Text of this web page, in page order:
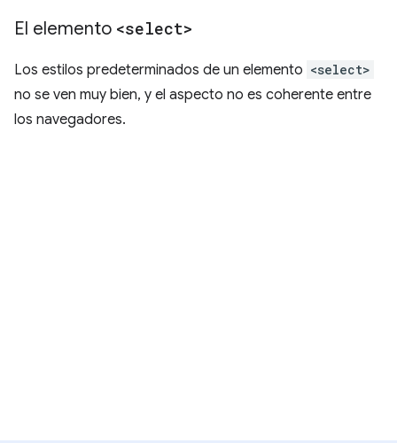
El elemento <select>
Los estilos predeterminados de un elemento <select>
no se ven muy bien, y el aspecto no es coherente entre
los navegadores.